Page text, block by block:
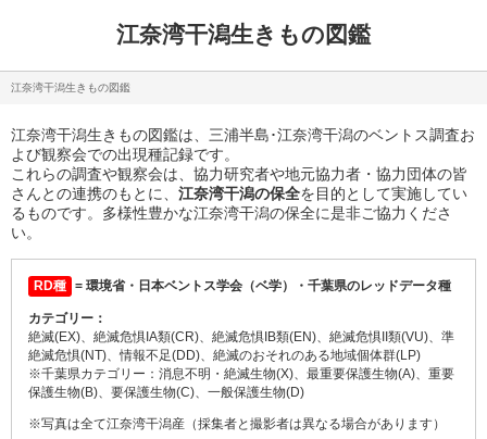
江奈湾干潟生きもの図鑑
江奈湾干潟生きもの図鑑
江奈湾干潟生きもの図鑑は、三浦半島･江奈湾干潟のベントス調査お
よび観察会での出現種記録です。
これらの調査や観察会は、協力研究者や地元協力者・協力団体の皆
さんとの連携のもとに、 江奈湾干潟の保全を目的として実施してい
るものです。多様性豊かな江奈湾干潟の保全に是非ご協力くださ
い。
RD種 = 環境省・日本ベントス学会（ベ学）・千葉県のレッドデータ種
カテゴリー：
絶滅(EX)、絶滅危惧IA類(CR)、絶滅危惧IB類(EN)、絶滅危惧II類(VU)、準
絶滅危惧(NT)、情報不足(DD)、絶滅のおそれのある地域個体群(LP)
※千葉県カテゴリー：消息不明・絶滅生物(X)、最重要保護生物(A)、重要
保護生物(B)、要保護生物(C)、一般保護生物(D)
※写真は全て江奈湾干潟産（採集者と撮影者は異なる場合があります）